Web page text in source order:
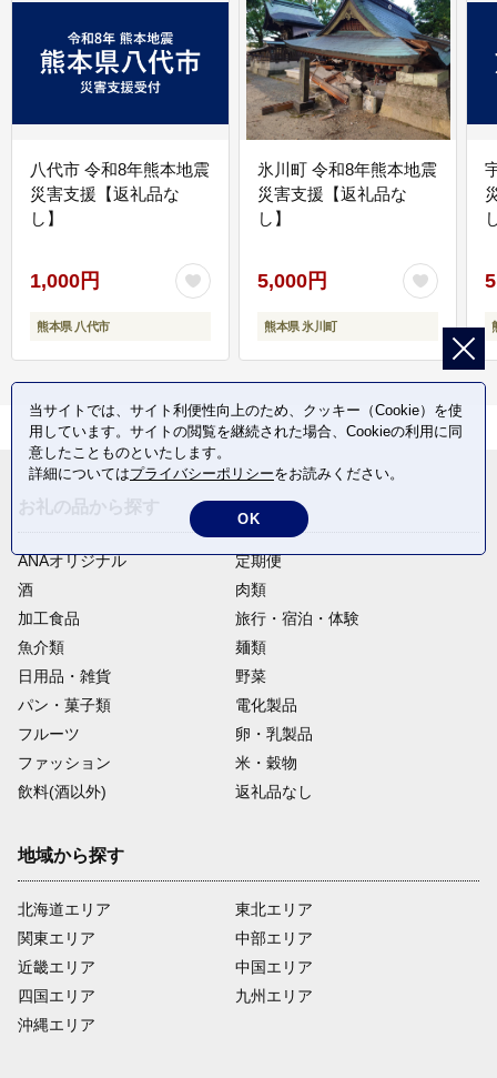
八代市 令和8年熊本地震
災害支援【返礼品な
し】
1,000円
熊本県 八代市
氷川町 令和8年熊本地震
災害支援【返礼品な
し】
5,000円
熊本県 氷川町
ANAオリジナル
定期便
酒
肉類
加工食品
旅行・宿泊・体験
魚介類
麺類
日用品・雑貨
野菜
パン・菓子類
電化製品
フルーツ
卵・乳製品
ファッション
米・穀物
飲料(酒以外)
返礼品なし
地域から探す
北海道エリア
関東エリア
近畿エリア
四国エリア
沖縄エリア
東北エリア
中部エリア
中国エリア
九州エリア
当サイトでは、サイト利便性向上のため、クッキー（Cookie）を使
用しています。サイトの閲覧を継続された場合、Cookieの利用に同
意したことものといたします。
詳細についてはプライバシーポリシーをお読みください。
OK